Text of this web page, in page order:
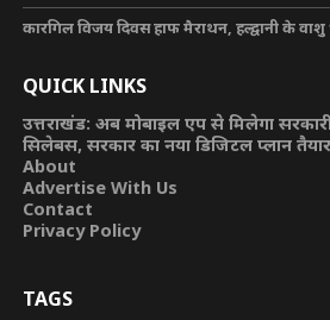
कारगिल विजय दिवस हाफ मैराथन, हल्द्वानी के
QUICK LINKS
उत्तराखंड: अब मोबाइल एप से मिलेगा
सिलेबस, सरकार का नया डिजिटल प्लान
About
Advertise With Us
Contact
Privacy Policy
TAGS